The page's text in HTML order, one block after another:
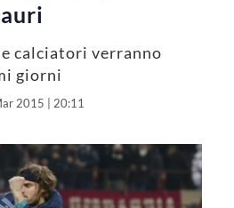
calciatori verranno
giorni
2015 | 20:11